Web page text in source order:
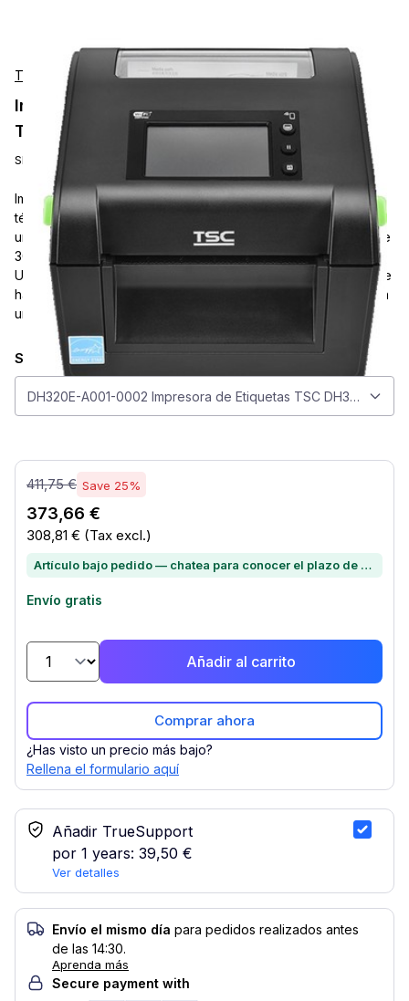
TSC
Impresora de Etiquetas TSC DH320E 300 dpi,
Térmica directa, 152 mm/s, USB (Tipo B), RTC
SKU: DH320E-A001-0002
Imprime con confianza utilizando la impresora de etiquetas
térmica directa TSC Precision ThermoLabeler 300DPI USB,
una impresora de escritorio diseñada para una salida nítida de
300 dpi y un rendimiento rápido de 152 mm/s. Su conexión
USB Tipo B, soporte compacto para medios de 2 pulgadas de
hasta 60 mm, y reloj en tiempo real integrado la convierten en
una opción práctica para un etiquetado diario fiable.
Seleccionar modelo
DH320E-A001-0002 Impresora de Etiquetas TSC DH320E 300
411,75 € Save 25%
373,66 €
308,81 € (Tax excl.)
Artículo bajo pedido — chatea para conocer el plazo de entrega
Envío gratis
Añadir al carrito
Comprar ahora
¿Has visto un precio más bajo?
Rellena el formulario aquí
Añadir TrueSupport
por 1 years: 39,50 €
Ver detalles
Servicio TrueSupport
Envío el mismo día para pedidos realizados antes
de las 14:30.
Aprenda más
Secure payment with